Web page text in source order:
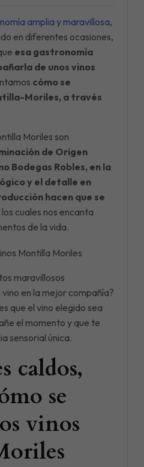
amplia y maravillosa,
en diferentes ocasiones,
esa gastronomía
de unos vinos
cómo se
Moriles, a través
Moriles son
de Origen
Bodegas Robles, en la
y el detalle en
hacen que se
los cuales nos encanta
de la vida.
maravillosos
en la mejor compañía?
que el vino elegido sea
el momento y que te
sensorial única.
caldos,
se
vinos